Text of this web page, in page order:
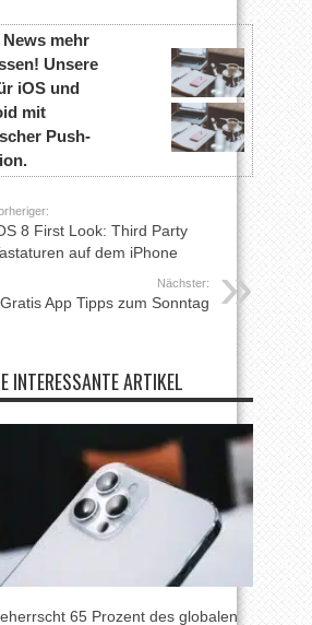
News mehr
Unsere
iOS und
mit
Push-
8 First Look: Third Party
auf dem iPhone
Nächster:
Gratis App Tipps zum Sonntag
INTERESSANTE ARTIKEL
65 Prozent des globalen